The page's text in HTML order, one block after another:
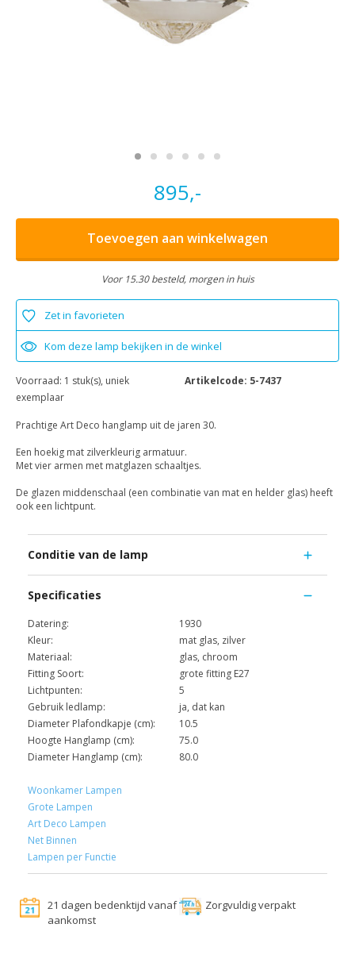
895,-
Toevoegen aan winkelwagen
Voor 15.30 besteld, morgen in huis
Zet in favorieten
Kom deze lamp bekijken in de winkel
Voorraad: 1 stuk(s), uniek
exemplaar
Artikelcode: 5-7437
Prachtige Art Deco hanglamp uit de jaren 30.
Een hoekig mat zilverkleurig armatuur.
Met vier armen met matglazen schaaltjes.
De glazen middenschaal (een combinatie van mat en helder glas) heeft
ook een lichtpunt.
Conditie van de lamp
Specificaties
Datering:
1930
Kleur:
mat glas, zilver
Materiaal:
glas, chroom
Fitting Soort:
grote fitting E27
Lichtpunten:
5
Gebruik ledlamp:
ja, dat kan
Diameter Plafondkapje (cm):
10.5
Hoogte Hanglamp (cm):
75.0
Diameter Hanglamp (cm):
80.0
Woonkamer Lampen
Grote Lampen
Art Deco Lampen
Net Binnen
Lampen per Functie
21 dagen bedenktijd vanaf
aankomst
Zorgvuldig verpakt